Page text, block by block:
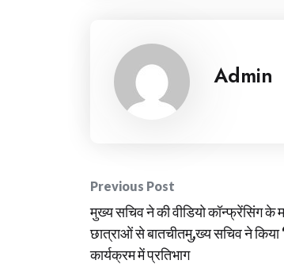
Admin
Post
navigation
Previous Post
मुख्य सचिव ने की वीडियो कॉन्फ्रेंसिंग के
छात्राओं से बातचीतमु,ख्य सचिव ने किया
कार्यक्रम में प्रतिभाग